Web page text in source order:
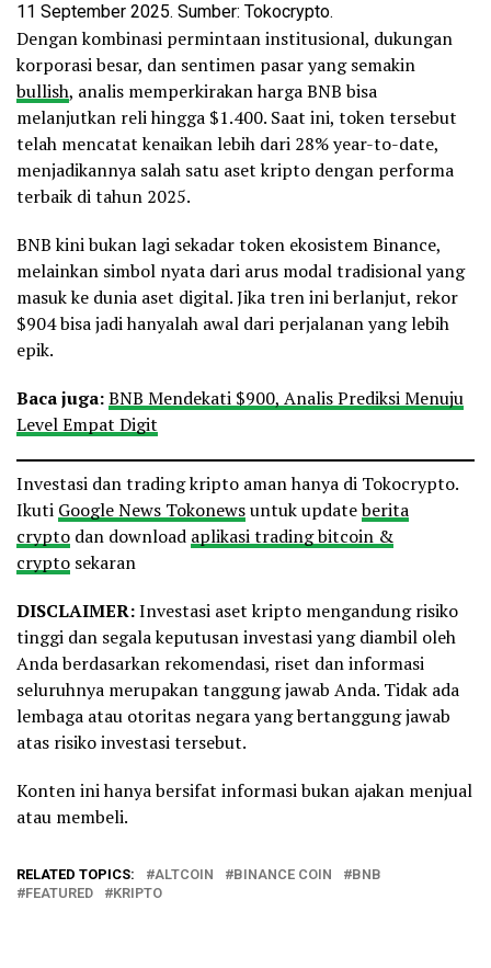
11 September 2025. Sumber: Tokocrypto.
Dengan kombinasi permintaan institusional, dukungan
korporasi besar, dan sentimen pasar yang semakin
bullish, analis memperkirakan harga BNB bisa
melanjutkan reli hingga $1.400. Saat ini, token tersebut
telah mencatat kenaikan lebih dari 28% year-to-date,
menjadikannya salah satu aset kripto dengan performa
terbaik di tahun 2025.
BNB kini bukan lagi sekadar token ekosistem Binance,
melainkan simbol nyata dari arus modal tradisional yang
masuk ke dunia aset digital. Jika tren ini berlanjut, rekor
$904 bisa jadi hanyalah awal dari perjalanan yang lebih
epik.
Baca juga:BNB Mendekati $900, Analis Prediksi Menuju
Level Empat Digit
Investasi dan trading kripto aman hanya di Tokocrypto.
Ikuti Google News Tokonewsuntuk updateberita
crypto dan download aplikasi trading bitcoin &
crypto sekaran
DISCLAIMER:Investasi aset kripto mengandung risiko
tinggi dan segala keputusan investasi yang diambil oleh
Anda berdasarkan rekomendasi, riset dan informasi
seluruhnya merupakan tanggung jawab Anda. Tidak ada
lembaga atau otoritas negara yang bertanggung jawab
atas risiko investasi tersebut.
Konten ini hanya bersifat informasi bukan ajakan menjual
atau membeli.
RELATED TOPICS: ALTCOIN BINANCE COIN
BNB
FEATURED
KRIPTO